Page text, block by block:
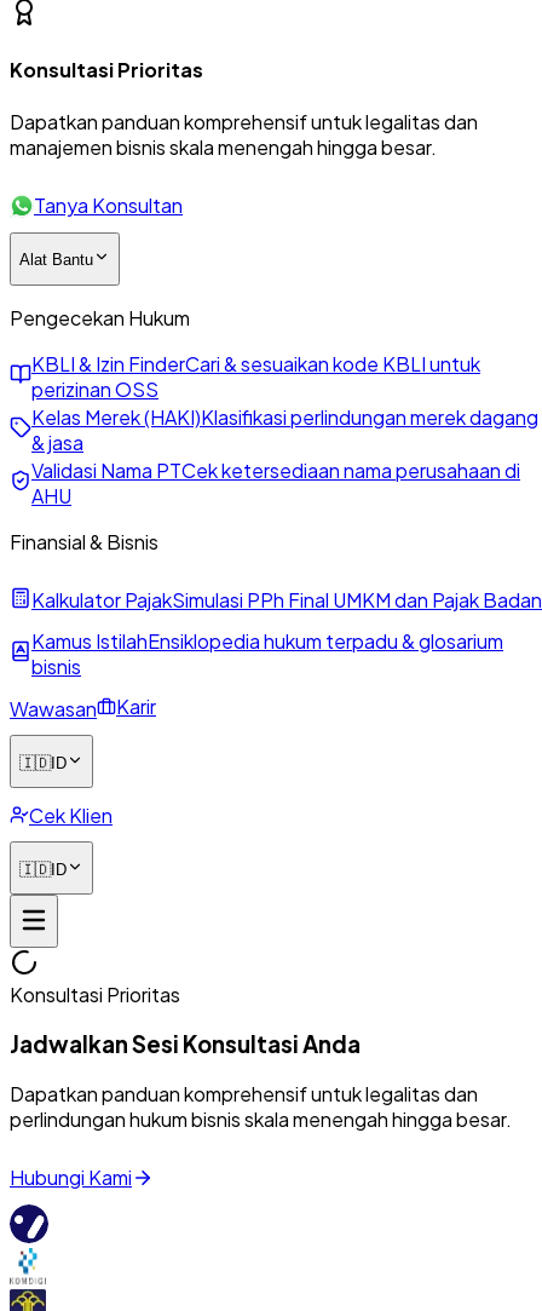
Konsultasi Prioritas
Dapatkan panduan komprehensif untuk legalitas dan
manajemen bisnis skala menengah hingga besar.
Tanya Konsultan
Alat Bantu
Pengecekan Hukum
KBLI & Izin FinderCari & sesuaikan kode KBLI untuk
perizinan OSS
Kelas Merek (HAKI)Klasifikasi perlindungan merek dagang
& jasa
Validasi Nama PTCek ketersediaan nama perusahaan di
AHU
Finansial & Bisnis
Kalkulator PajakSimulasi PPh Final UMKM dan Pajak Badan
Kamus IstilahEnsiklopedia hukum terpadu & glosarium
bisnis
Wawasan
Karir
🇮🇩ID
Cek Klien
🇮🇩ID
Konsultasi Prioritas
Jadwalkan Sesi Konsultasi Anda
Dapatkan panduan komprehensif untuk legalitas dan
perlindungan hukum bisnis skala menengah hingga besar.
Hubungi Kami